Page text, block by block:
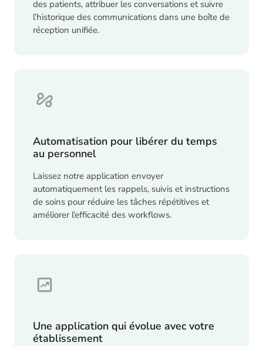
des patients, attribuer les conversations et suivre
l’historique des communications dans une boîte de
réception unifiée.
Automatisation pour libérer du temps
au personnel
Laissez notre application envoyer
automatiquement les rappels, suivis et instructions
de soins pour réduire les tâches répétitives et
améliorer l’efficacité des workflows.
Une application qui évolue avec votre
établissement